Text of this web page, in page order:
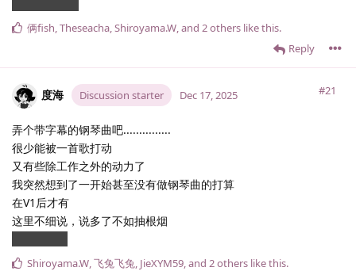
Reply
俩fish,Theseacha,Shiroyama.​W, and 2others like this.
度海 Discussion starter #21
Dec 17, 2025
弄个带字幕的钢琴曲吧...............
很少能被一首歌打动
又有些除工作之外的动力了
我突然想到了一开始甚至没有做钢琴曲的打算
在V1后才有
这里不细说，说多了不如抽根烟
Shiroyama.​W,飞兔飞兔, JieXYM59, and 2others like this.